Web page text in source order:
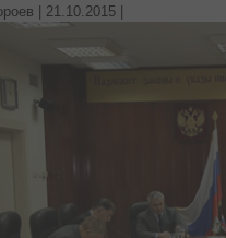
| 21.10.2015